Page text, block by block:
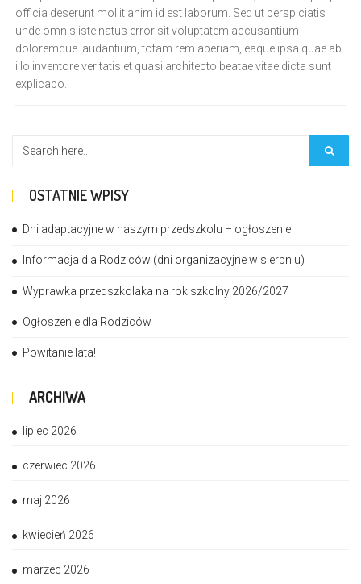
officia deserunt mollit anim id est laborum. Sed ut perspiciatis
unde omnis iste natus error sit voluptatem accusantium
doloremque laudantium, totam rem aperiam, eaque ipsa quae ab
illo inventore veritatis et quasi architecto beatae vitae dicta sunt
explicabo.
OSTATNIE WPISY
Dni adaptacyjne w naszym przedszkolu – ogłoszenie
Informacja dla Rodziców (dni organizacyjne w sierpniu)
Wyprawka przedszkolaka na rok szkolny 2026/2027
Ogłoszenie dla Rodziców
Powitanie lata!
ARCHIWA
lipiec 2026
czerwiec 2026
maj 2026
kwiecień 2026
marzec 2026